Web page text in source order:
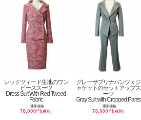
レッドツィード生地のワン
ピーススーツ
Dress Suit With Red Tweed
Fabric
通常価格
78,000円(税別)
グレーサブリナパンツｘジ
ャケットのセットアップス
ーツ
Gray Suit with Cropped Pants
通常価格
78,000円(税別)